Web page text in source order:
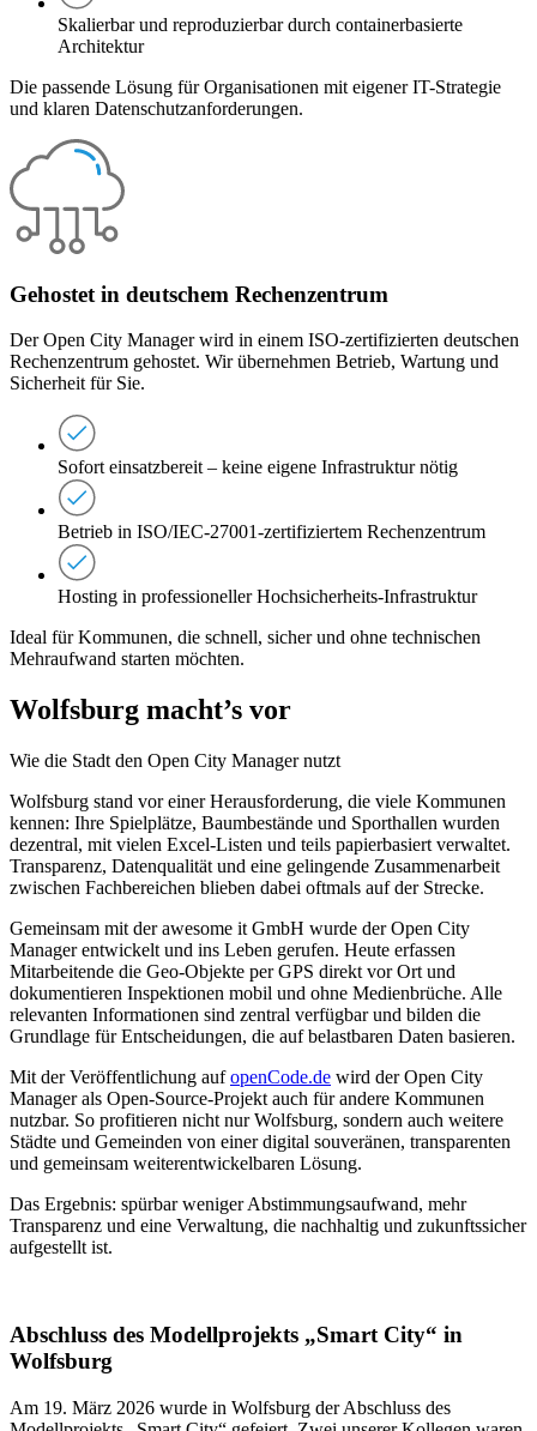
Skalierbar und reproduzierbar durch containerbasierte
Architektur
Die passende Lösung für Organisationen mit eigener IT-Strategie
und klaren Datenschutzanforderungen.
Gehostet in deutschem Rechenzentrum
Der Open City Manager wird in einem ISO-zertifizierten deutschen
Rechenzentrum gehostet. Wir übernehmen Betrieb, Wartung und
Sicherheit für Sie.
Sofort einsatzbereit – keine eigene Infrastruktur nötig
Betrieb in ISO/IEC-27001-zertifiziertem Rechenzentrum
Hosting in professioneller Hochsicherheits-Infrastruktur
Ideal für Kommunen, die schnell, sicher und ohne technischen
Mehraufwand starten möchten.
Wolfsburg macht’s vor
Wie die Stadt den Open City Manager nutzt
Wolfsburg stand vor einer Herausforderung, die viele Kommunen
kennen: Ihre Spielplätze, Baumbestände und Sporthallen wurden
dezentral, mit vielen Excel-Listen und teils papierbasiert verwaltet.
Transparenz, Datenqualität und eine gelingende Zusammenarbeit
zwischen Fachbereichen blieben dabei oftmals auf der Strecke.
Gemeinsam mit der awesome it GmbH wurde der Open City
Manager entwickelt und ins Leben gerufen. Heute erfassen
Mitarbeitende die Geo-Objekte per GPS direkt vor Ort und
dokumentieren Inspektionen mobil und ohne Medienbrüche. Alle
relevanten Informationen sind zentral verfügbar und bilden die
Grundlage für Entscheidungen, die auf belastbaren Daten basieren.
Mit der Veröffentlichung aufopenCode.de wird der Open City
Manager als Open-Source-Projekt auch für andere Kommunen
nutzbar. So profitieren nicht nur Wolfsburg, sondern auch weitere
Städte und Gemeinden von einer digital souveränen, transparenten
und gemeinsam weiterentwickelbaren Lösung.
Das Ergebnis: spürbar weniger Abstimmungsaufwand, mehr
Transparenz und eine Verwaltung, die nachhaltig und zukunftssicher
aufgestellt ist.
Abschluss des Modellprojekts „Smart City“ in
Wolfsburg
Am 19. März 2026 wurde in Wolfsburg der Abschluss des